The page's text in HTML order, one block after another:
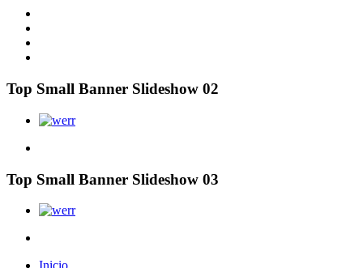
Top Small Banner Slideshow 02
Top Small Banner Slideshow 03